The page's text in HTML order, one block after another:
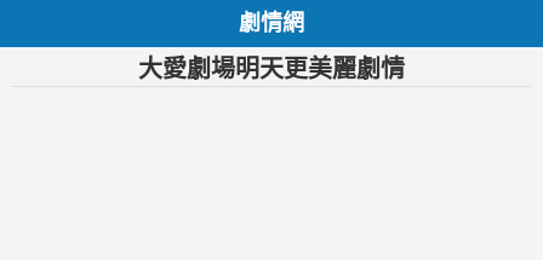
劇情網
大愛劇場明天更美麗劇情